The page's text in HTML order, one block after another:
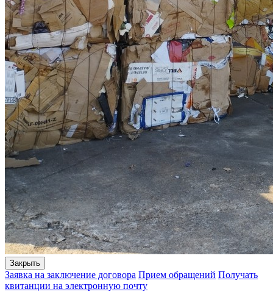
Закрыть
Заявка на заключение договора Прием обращений Получать
квитанции на электронную почту